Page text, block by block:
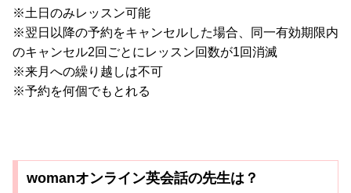
※土日のみレッスン可能
※翌日以降の予約をキャンセルした場合、同一有効期限内
のキャンセル2回ごとにレッスン回数が1回消滅
※来月への繰り越しは不可
※予約を何個でもとれる
womanオンライン英会話の先生は？